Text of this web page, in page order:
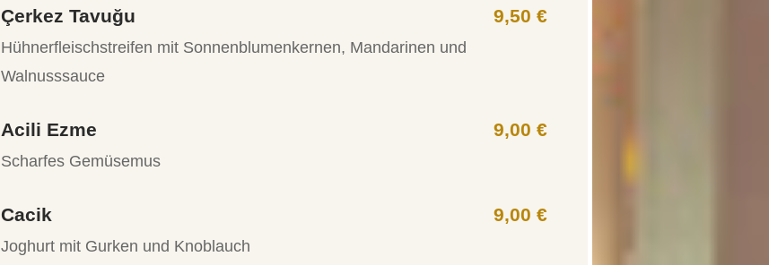
Çerkez Tavuğu 9,50 €
Hühnerfleischstreifen mit Sonnenblumenkernen, Mandarinen und
Walnusssauce
Acili Ezme 9,00 €
Scharfes Gemüsemus
Cacik 9,00 €
Joghurt mit Gurken und Knoblauch